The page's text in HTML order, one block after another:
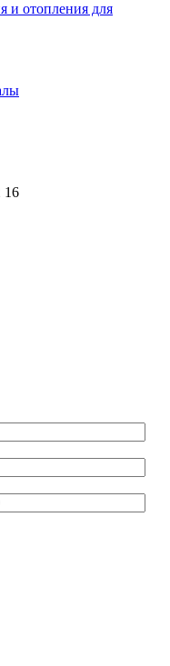
и отопления для
16